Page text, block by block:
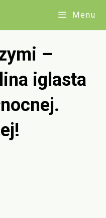
Menu
–
iglasta